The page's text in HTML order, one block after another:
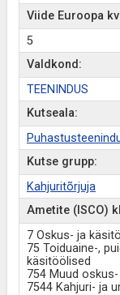
Viide Euroopa
5
Valdkond:
TEENINDUS
Kutseala:
Kutse grupp:
Kahjuritõrjuja
Ametite (ISCO)
7 Oskus- ja
75 Toiduaine-,
käsitöölised
754 Muud
7544 Kahjuri- ja